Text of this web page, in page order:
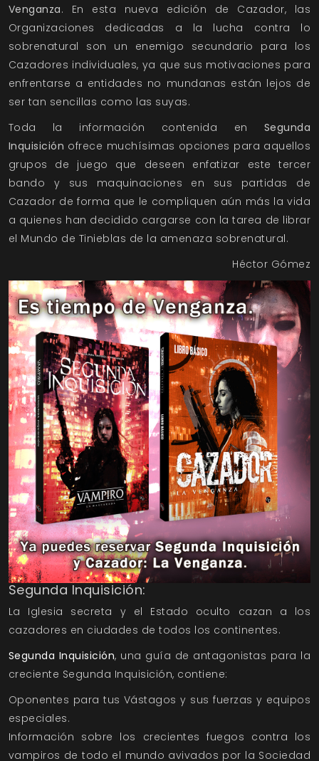
Venganza. En esta nueva edición de Cazador, las
Organizaciones dedicadas a la lucha contra lo
sobrenatural son un enemigo secundario para los
Cazadores individuales, ya que sus motivaciones para
enfrentarse a entidades no mundanas están lejos de
ser tan sencillas como las suyas.
Toda la información contenida en Segunda
Inquisición ofrece muchísimas opciones para aquellos
grupos de juego que deseen enfatizar este tercer
bando y sus maquinaciones en sus partidas de
Cazador de forma que le compliquen aún más la vida
a quienes han decidido cargarse con la tarea de librar
el Mundo de Tinieblas de la amenaza sobrenatural.
Héctor Gómez
Segunda Inquisición:
La Iglesia secreta y el Estado oculto cazan a los
cazadores en ciudades de todos los continentes.
Segunda Inquisición, una guía de antagonistas para la
creciente Segunda Inquisición, contiene:
Oponentes para tus Vástagos y sus fuerzas y equipos
especiales.
Información sobre los crecientes fuegos contra los
vampiros de todo el mundo avivados por la Sociedad